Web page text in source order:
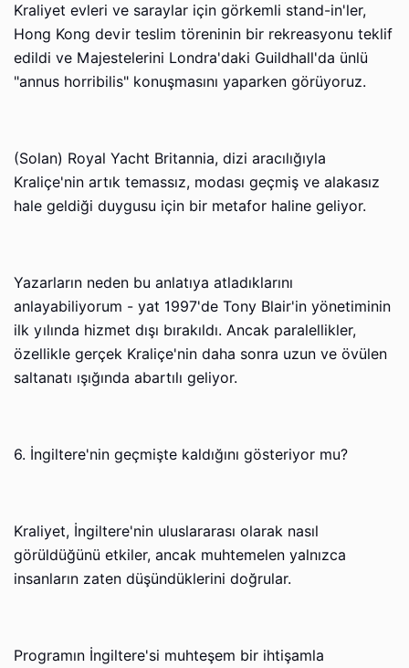
Kraliyet evleri ve saraylar için görkemli stand-in'ler,
Hong Kong devir teslim töreninin bir rekreasyonu teklif
edildi ve Majestelerini Londra'daki Guildhall'da ünlü
"annus horribilis" konuşmasını yaparken görüyoruz.
(Solan) Royal Yacht Britannia, dizi aracılığıyla
Kraliçe'nin artık temassız, modası geçmiş ve alakasız
hale geldiği duygusu için bir metafor haline geliyor.
Yazarların neden bu anlatıya atladıklarını
anlayabiliyorum - yat 1997'de Tony Blair'in yönetiminin
ilk yılında hizmet dışı bırakıldı. Ancak paralellikler,
özellikle gerçek Kraliçe'nin daha sonra uzun ve övülen
saltanatı ışığında abartılı geliyor.
6. İngiltere'nin geçmişte kaldığını gösteriyor mu?
Kraliyet, İngiltere'nin uluslararası olarak nasıl
görüldüğünü etkiler, ancak muhtemelen yalnızca
insanların zaten düşündüklerini doğrular.
Programın İngiltere'si muhteşem bir ihtişamla